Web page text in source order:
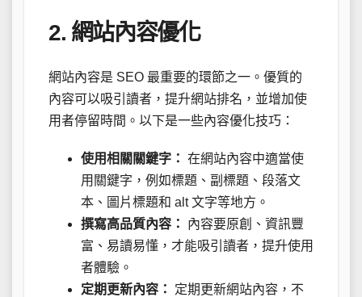
2. 網站內容優化
網站內容是 SEO 最重要的環節之一。優質的
內容可以吸引讀者，提升網站排名，並增加使
用者停留時間。以下是一些內容優化技巧：
使用相關關鍵字： 在網站內容中適當使
用關鍵字，例如標題、副標題、段落文
本、圖片標題和 alt 文字等地方。
撰寫高品質內容：
內容要原創、資訊豐
富、易讀易懂，才能吸引讀者，提升使用
者體驗。
定期更新內容：
定期更新網站內容，不